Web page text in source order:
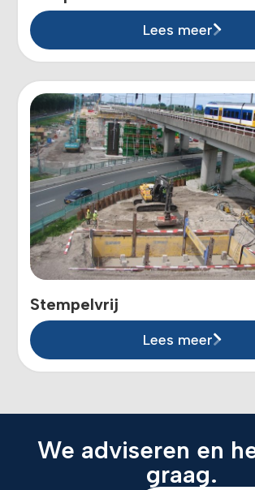
Lees meer
Stempelvrij
Lees meer
We adviseren en
graag.